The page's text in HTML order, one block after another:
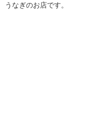
うなぎのお店です。